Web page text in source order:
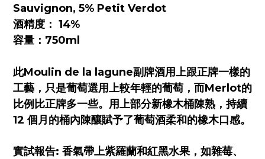
Sauvignon, 5% Petit Verdot
酒精度： 14%
容量：750ml
此Moulin de la lagune副牌酒用上跟正牌一樣的
工藝，只是葡萄選用上較年輕的葡萄，而Merlot的
比例比正牌多一些。用上部分新橡木桶陳熟，持續
12 個月的桶內陳釀賦予了葡萄酒柔和的橡木口感。
實試報告: 香氣帶上紫羅蘭和紅黑水果，如雜莓、